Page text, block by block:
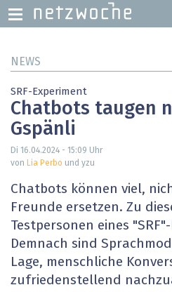
zumNEWS
SRF-Experiment
Chatbots taugen
Gspänli
Di 16.04.2024 - 15:09 Uhr
von Lia Perbo und yzu
Chatbots können viel,
Freunde ersetzen. Zu
Testpersonen eines
Demnach sind
Lage, menschliche
zufriedenstellend